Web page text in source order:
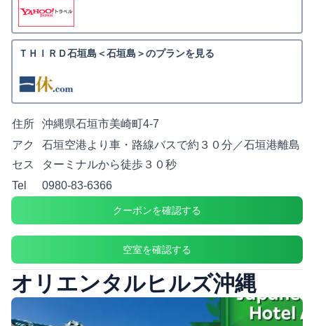
ＴＨＩＲＤ石垣島＜石垣島＞のプランを見る
住所
沖縄県石垣市美崎町4-7
アク
セス
石垣空港より車・路線バスで約３０分／石垣港離島
ターミナルから徒歩３０秒
Tel
0980-83-6366
クーポンを確認する
空室を確認する
オリエンタルヒルズ沖縄